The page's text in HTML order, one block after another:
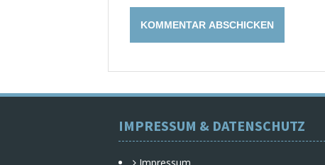
IMPRESSUM & DATENSCHUTZ